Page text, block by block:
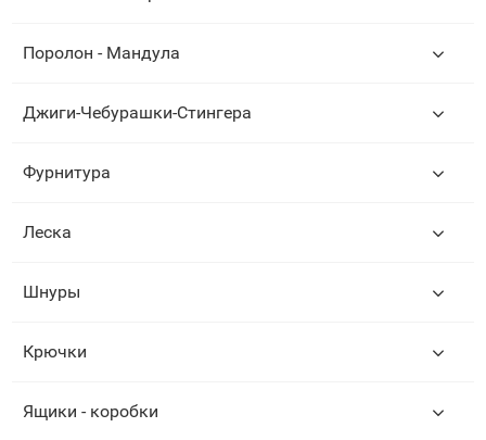
Поролон - Мандула
Джиги-Чебурашки-Стингера
Фурнитура
Леска
Шнуры
Крючки
Ящики - коробки